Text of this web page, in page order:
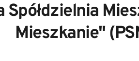
Spółdzielnia
Mieszkanie"